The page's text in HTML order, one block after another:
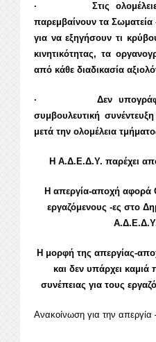
· Στις ολομέλειες
παρεμβαίνουν τα
για να εξηγήσουν τι
κινητικότητας, τα
από κάθε διαδικασία
· Δεν
συμβουλευτική
μετά την ολομέλεια
Η Α.Δ.Ε.Δ.Υ. παρέχει
Η απεργία-αποχή αφορά
εργαζόμενους -ες στο
Η μορφή της απεργίας-
και δεν υπάρχει καμιά
συνέπειας για τους
Ανακοίνωση για την